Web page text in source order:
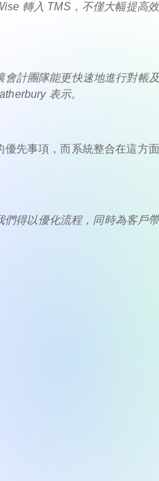
轉入 TMS，不僅大幅提高
會計團隊能更快速地進行對帳
表示。
先事項，而系統整合在這方
得以優化流程，同時為客戶